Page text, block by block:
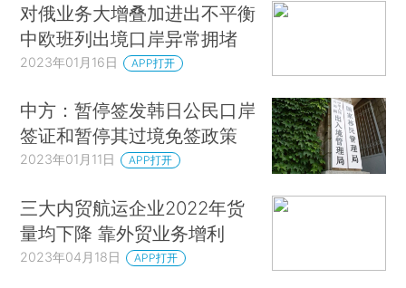
对俄业务大增叠加进出不平衡
中欧班列出境口岸异常拥堵
2023年01月16日 APP打开
中方：暂停签发韩日公民口岸
签证和暂停其过境免签政策
2023年01月11日 APP打开
三大内贸航运企业2022年货
量均下降 靠外贸业务增利
2023年04月18日 APP打开